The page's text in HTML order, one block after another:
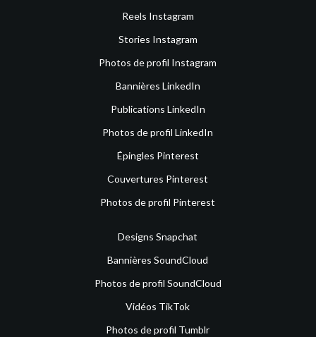
Reels Instagram
Stories Instagram
Photos de profil Instagram
Bannières LinkedIn
Publications LinkedIn
Photos de profil LinkedIn
Épingles Pinterest
Couvertures Pinterest
Photos de profil Pinterest
Designs Snapchat
Bannières SoundCloud
Photos de profil SoundCloud
Vidéos TikTok
Photos de profil Tumblr